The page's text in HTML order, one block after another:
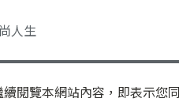
人生
閱覽本網站內容，即表示您